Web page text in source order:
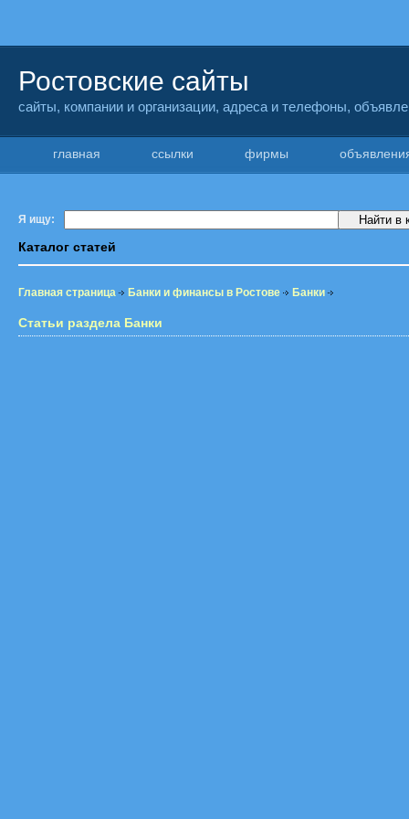
Ростовские сайты
сайты, компании и организации, адреса и телефоны,
главная ссылки фирмы
Я ищу:
Каталог статей
Главная страница Банки и финансы в Ростове Банки
Статьи раздела Банки